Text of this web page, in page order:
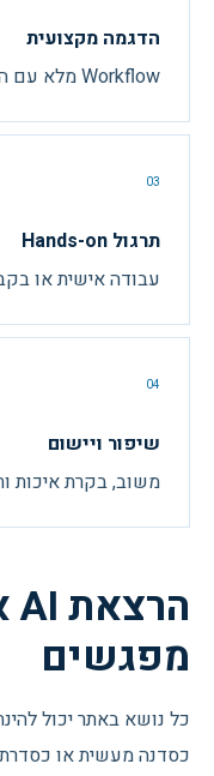
הדגמה מקצועית
Workflow מלא עם הכלים שנבחרו
03
תרגול Hands-on
עבודה אישית או
04
שיפור ויישום
משוב, בקרת איכות
מפגשים
כל נושא באתר יכול